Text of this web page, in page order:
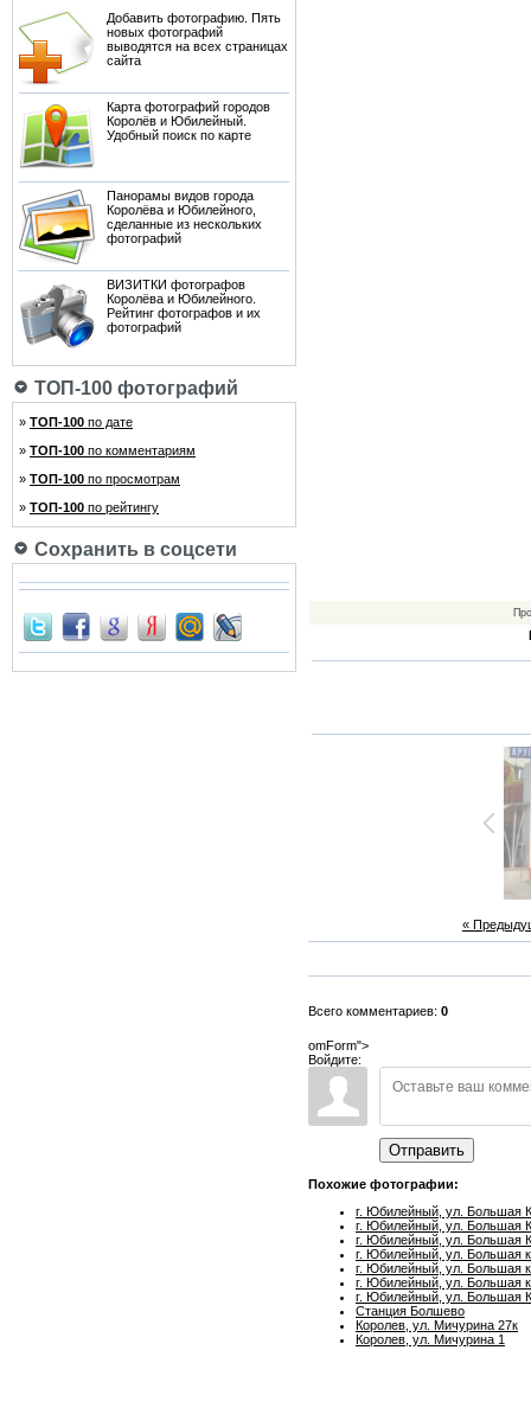
Добавить фотографию. Пять
новых фотографий
выводятся на всех страницах
сайта
Карта фотографий городов
Королёв и Юбилейный.
Удобный поиск по карте
Панорамы видов города
Королёва и Юбилейного,
сделанные из нескольких
фотографий
ВИЗИТКИ фотографов
Королёва и Юбилейного.
Рейтинг фотографов и их
фотографий
ТОП-100 фотографий
» ТОП-100 по дате
» ТОП-100 по комментариям
» ТОП-100 по просмотрам
» ТОП-100 по рейтингу
Сохранить в соцсети
«
Всего комментариев: 0
omForm">
Войдите:
Отправить
Похожие фотографии:
г. Юбилейный, ул. Большая
г. Юбилейный, ул. Большая
г. Юбилейный, ул. Большая
г. Юбилейный, ул. Большая
г. Юбилейный, ул. Большая
г. Юбилейный, ул. Большая
г. Юбилейный, ул. Большая
Станция Болшево
Королев, ул. Мичурина 27к
Королев, ул. Мичурина 1